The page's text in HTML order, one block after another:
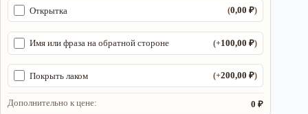
Открытка (0,00₽)
Имя или фраза на обратной стороне (+100,00₽)
Покрыть лаком (+200,00₽)
Дополнительно к цене: 0 ₽